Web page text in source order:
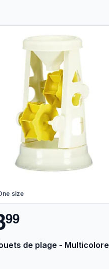
size
99
de plage - Multicolore